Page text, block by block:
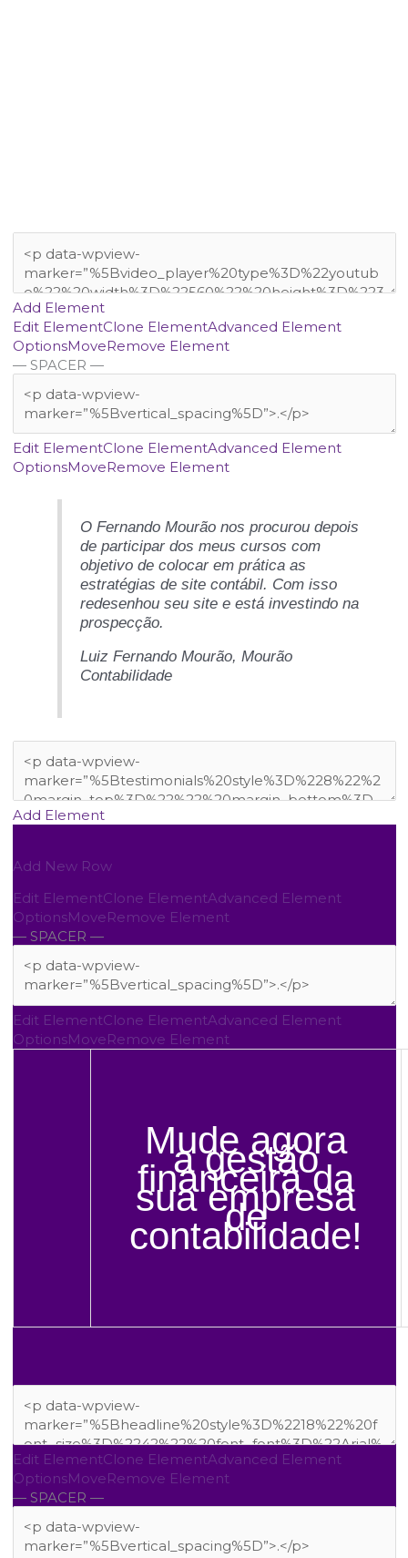
Add Element
Edit ElementClone ElementAdvanced Element
OptionsMoveRemove Element
— SPACER —
Edit ElementClone ElementAdvanced Element
OptionsMoveRemove Element
O Fernando Mourão nos procurou depois
de participar dos meus cursos com
objetivo de colocar em prática as
estratégias de site contábil. Com isso
redesenhou seu site e está investindo na
prospecção.
Luiz Fernando Mourão, Mourão
Contabilidade
Add Element
Add New Row
Edit ElementClone ElementAdvanced Element
OptionsMoveRemove Element
— SPACER —
Edit ElementClone ElementAdvanced Element
OptionsMoveRemove Element
Mude agora
a gestão
financeira da
sua empresa
de
contabilidade!
Edit ElementClone ElementAdvanced Element
OptionsMoveRemove Element
— SPACER —